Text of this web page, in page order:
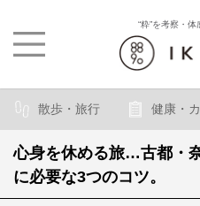
“粋”を考察・
散歩・旅行 健康・
心身を休める旅…古都・
に必要な3つのコツ。